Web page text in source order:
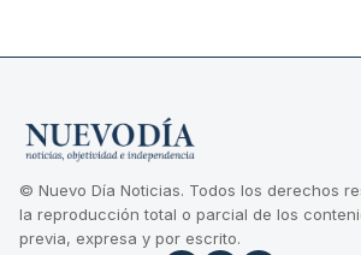
© Nuevo Día Noticias. Todos los derechos
la reproducción total o parcial de los
previa, expresa y por escrito.